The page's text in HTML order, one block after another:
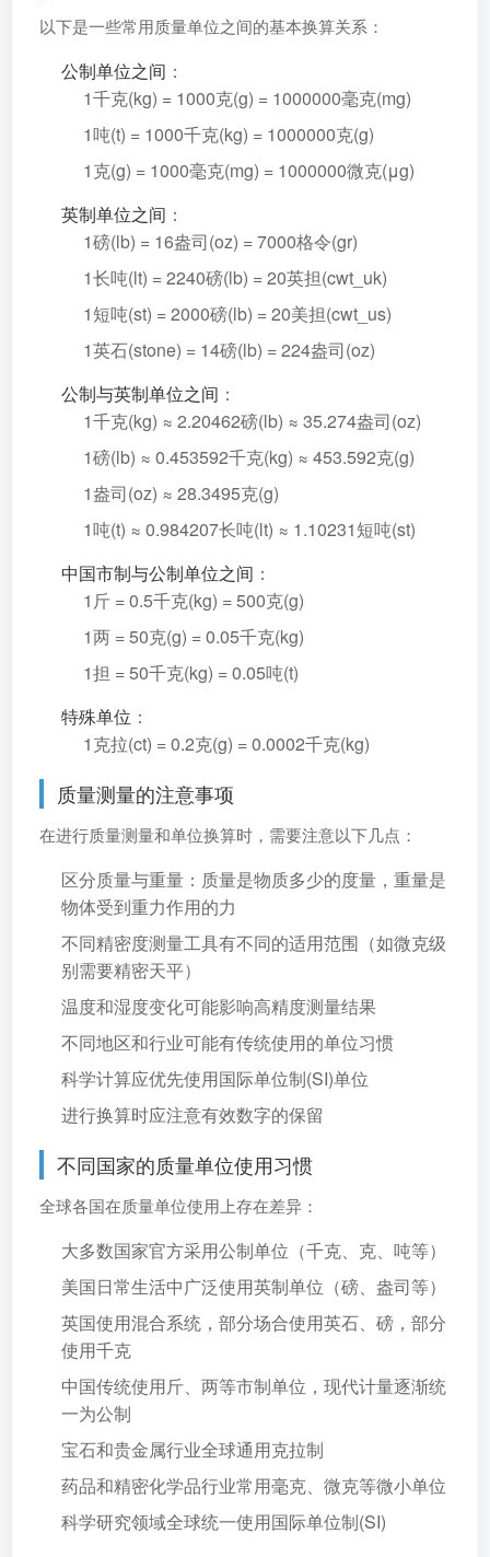
以下是一些常用质量单位之间的基本换算关系：
公制单位之间 ：
1千克(kg) = 1000克(g) = 1000000毫克(mg)
1吨(t) = 1000千克(kg) = 1000000克(g)
1克(g) = 1000毫克(mg) = 1000000微克(μg)
英制单位之间 ：
1磅(lb) = 16盎司(oz) = 7000格令(gr)
1长吨(lt) = 2240磅(lb) = 20英担(cwt_uk)
1短吨(st) = 2000磅(lb) = 20美担(cwt_us)
1英石(stone) = 14磅(lb) = 224盎司(oz)
公制与英制单位之间 ：
1千克(kg) ≈ 2.20462磅(lb) ≈ 35.274盎司(oz)
1磅(lb) ≈ 0.453592千克(kg) ≈ 453.592克(g)
1盎司(oz) ≈ 28.3495克(g)
1吨(t) ≈ 0.984207长吨(lt) ≈ 1.10231短吨(st)
中国市制与公制单位之间 ：
1斤 = 0.5千克(kg) = 500克(g)
1两 = 50克(g) = 0.05千克(kg)
1担 = 50千克(kg) = 0.05吨(t)
特殊单位 ：
1克拉(ct) = 0.2克(g) = 0.0002千克(kg)
质量测量的注意事项
在进行质量测量和单位换算时，需要注意以下几点：
区分质量与重量：质量是物质多少的度量，重量是
物体受到重力作用的力
不同精密度测量工具有不同的适用范围（如微克级
别需要精密天平）
温度和湿度变化可能影响高精度测量结果
不同地区和行业可能有传统使用的单位习惯
科学计算应优先使用国际单位制(SI)单位
进行换算时应注意有效数字的保留
不同国家的质量单位使用习惯
全球各国在质量单位使用上存在差异：
大多数国家官方采用公制单位（千克、克、吨等）
美国日常生活中广泛使用英制单位（磅、盎司等）
英国使用混合系统，部分场合使用英石、磅，部分
使用千克
中国传统使用斤、两等市制单位，现代计量逐渐统
一为公制
宝石和贵金属行业全球通用克拉制
药品和精密化学品行业常用毫克、微克等微小单位
科学研究领域全球统一使用国际单位制(SI)